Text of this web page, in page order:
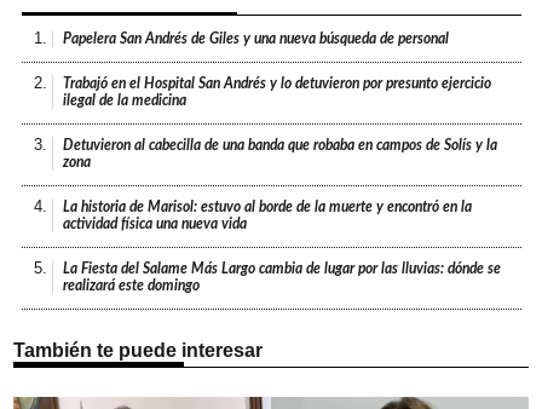
1. Papelera San Andrés de Giles y una nueva búsqueda de personal
2.
Trabajó en el Hospital San Andrés y lo detuvieron por presunto ejercicio
ilegal de la medicina
3.
Detuvieron al cabecilla de una banda que robaba en campos de Solís y la
zona
4.
La historia de Marisol: estuvo al borde de la muerte y encontró en la
actividad física una nueva vida
5.
La Fiesta del Salame Más Largo cambia de lugar por las lluvias: dónde se
realizará este domingo
También te puede interesar